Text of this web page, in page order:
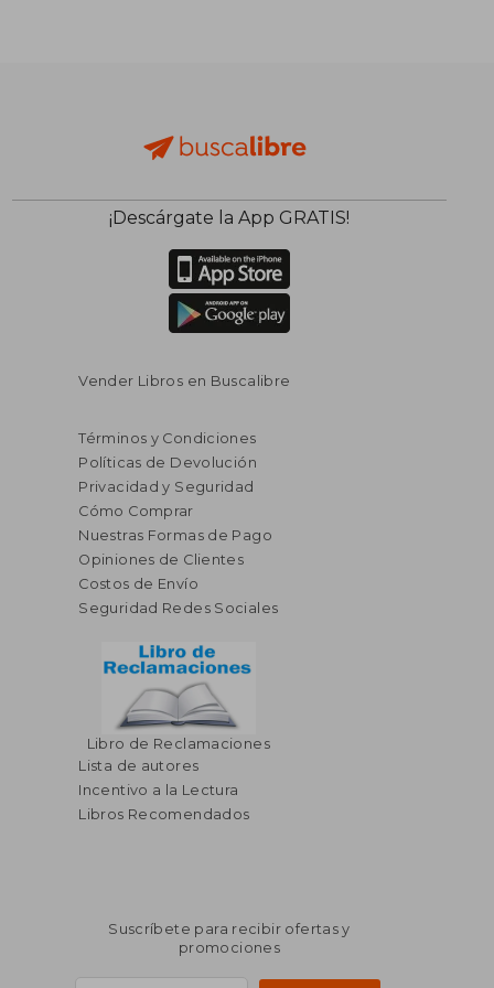
¡Descárgate la App GRATIS!
Vender Libros en Buscalibre
Términos y Condiciones
Políticas de Devolución
Privacidad y Seguridad
Cómo Comprar
Nuestras Formas de Pago
Opiniones de Clientes
Costos de Envío
Seguridad Redes Sociales
Libro de Reclamaciones
Lista de autores
Incentivo a la Lectura
Libros Recomendados
Suscríbete para recibir ofertas y
promociones